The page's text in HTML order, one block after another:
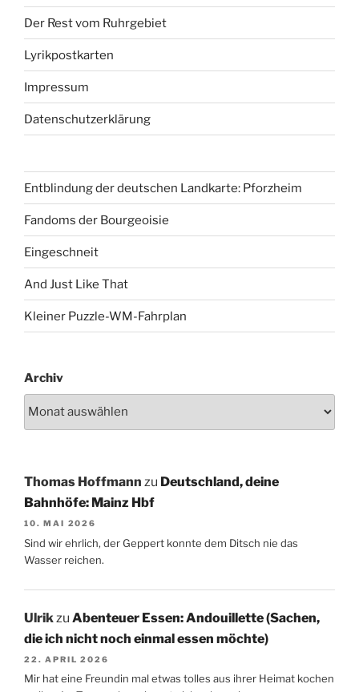
Der Rest vom Ruhrgebiet
Lyrikpostkarten
Impressum
Datenschutzerklärung
Entblindung der deutschen Landkarte: Pforzheim
Fandoms der Bourgeoisie
Eingeschneit
And Just Like That
Kleiner Puzzle-WM-Fahrplan
Archiv
Thomas Hoffmann zu Deutschland, deine
Bahnhöfe: Mainz Hbf
10. MAI 2026
Sind wir ehrlich, der Geppert konnte dem Ditsch nie das
Wasser reichen.
Ulrikzu Abenteuer Essen: Andouillette (Sachen,
die ich nicht noch einmal essen möchte)
22. APRIL 2026
Mir hat eine Freundin mal etwas tolles aus ihrer Heimat kochen